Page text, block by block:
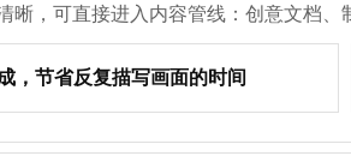
晰，可直接进入内容管线：创意文档、
，节省反复描写画面的时间